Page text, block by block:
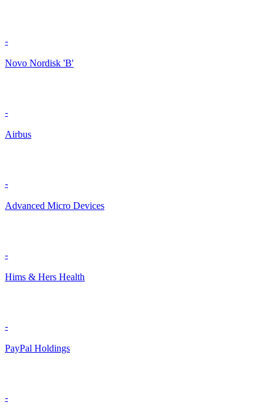
-
Novo Nordisk 'B'
-
Airbus
-
Advanced Micro Devices
-
Hims & Hers Health
-
PayPal Holdings
-